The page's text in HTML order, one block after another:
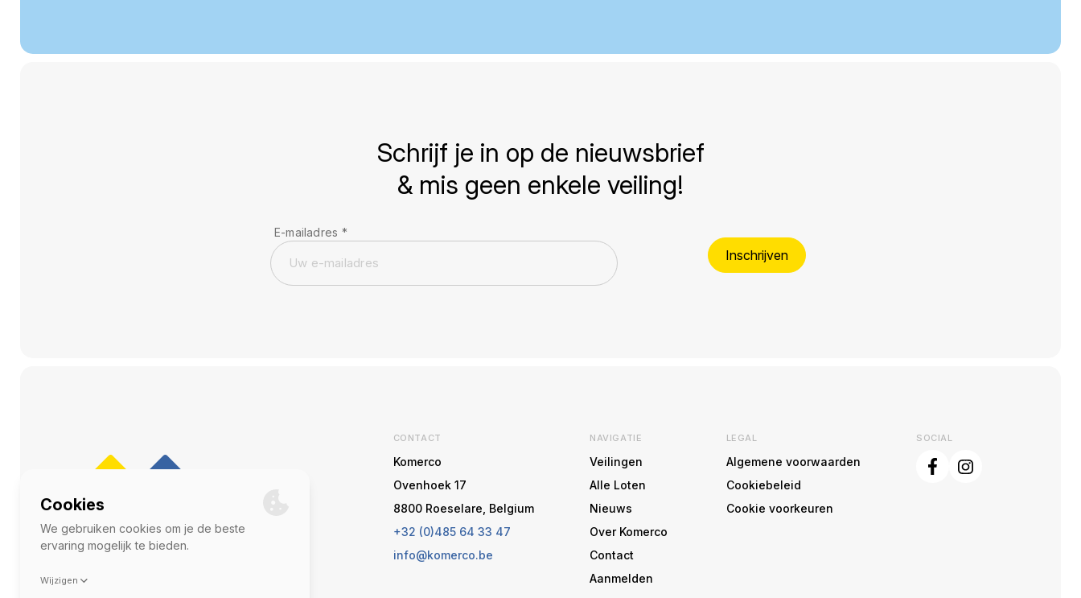
Schrijf je in op de nieuwsbrief
& mis geen enkele veiling!
E-mailadres *
Inschrijven
CONTACT
Komerco
Ovenhoek 17
8800 Roeselare, Belgium
+32 (0)485 64 33 47
info@komerco.be
NAVIGATIE
Veilingen
Alle Loten
Nieuws
Over Komerco
Contact
Aanmelden
LEGAL
Algemene voorwaarden
Cookiebeleid
Cookie voorkeuren
SOCIAL